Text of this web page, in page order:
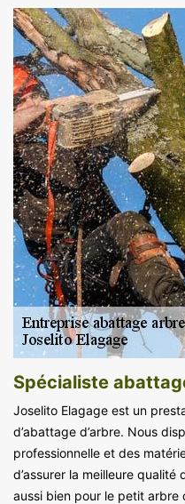
Spécialiste
Joselito Elagage est un
d’abattage d’arbre. Nous
professionnelle et des
d’assurer la meilleure
aussi bien pour le petit arbre